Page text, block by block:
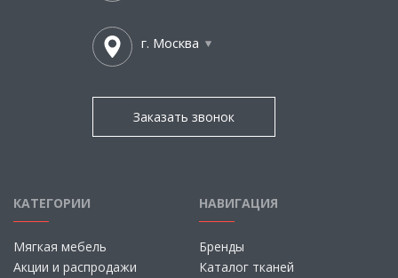
г. Москва
Заказать звонок
КАТЕГОРИИ
Мягкая мебель
Акции и распродажи
НАВИГАЦИЯ
Бренды
Каталог тканей